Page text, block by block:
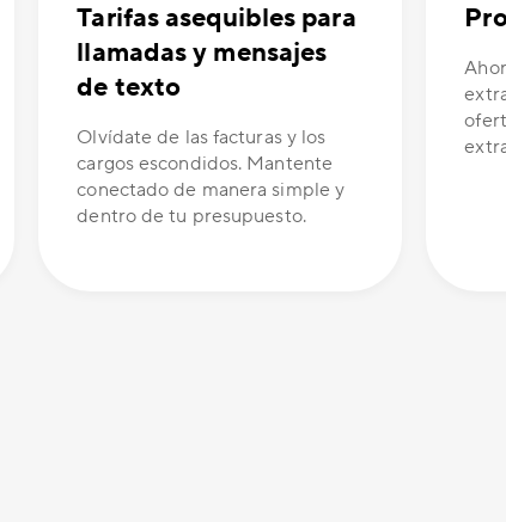
Tarifas asequibles para
llamadas y mensajes
de texto
Olvídate de las facturas y los
cargos escondidos. Mantente
conectado de manera simple y
dentro de tu presupuesto.